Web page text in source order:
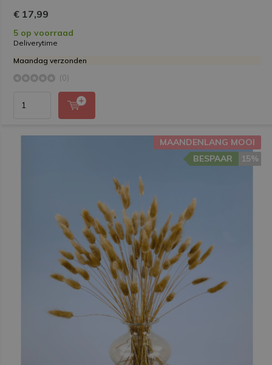
€ 17,99
5 op voorraad
Deliverytime
Maandag verzonden
(0)
MAANDENLANG MOOI
15%
BESPAAR